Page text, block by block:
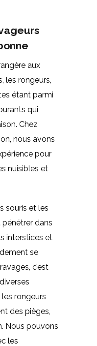
aux
les rongeurs,
étant parmi
qui
Chez
nous avons
pour
nuisibles et
souris et les
dans
interstices et
se
c’est
rongeurs
des pièges,
Nous pouvons
les